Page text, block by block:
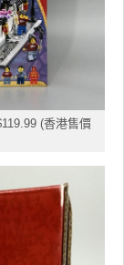
(香港售價